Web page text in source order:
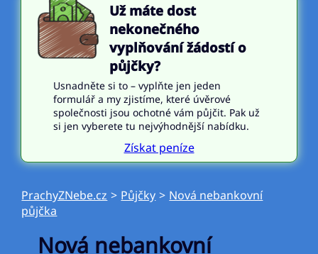
Už máte dost
nekonečného
vyplňování žádostí o
půjčky?
Usnadněte si to – vyplňte jen jeden
formulář a my zjistíme, které úvěrové
společnosti jsou ochotné vám půjčit. Pak už
si jen vyberete tu nejvýhodnější nabídku.
Získat peníze
PrachyZNebe.cz > Půjčky > Nová nebankovní
půjčka
Nová nebankovní